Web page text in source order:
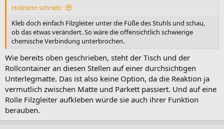
Holzsinn schrieb:
Kleb doch einfach Filzgleiter unter die Füße des Stuhls und schau,
ob das etwas verändert. So wäre die offensichtlich schwierige
chemische Verbindung unterbrochen.
Wie bereits oben geschrieben, steht der Tisch und der
Rollcontainer an diesen Stellen auf einer durchsichtigen
Unterlegmatte. Das ist also keine Option, da die Reaktion ja
vermutlich zwischen Matte und Parkett passiert. Und auf eine
Rolle Filzgleiter aufkleben würde sie auch ihrer Funktion
berauben.